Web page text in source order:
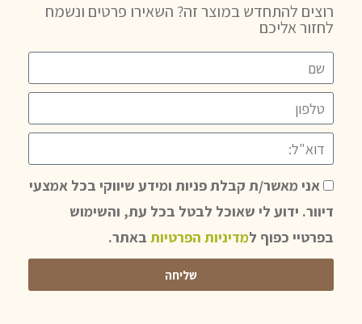
רוצים להתחדש במוצר זה? השאירו פרטים ונשמח
לחזור אליכם
אני מאשר/ת קבלת פניות ומידע שיווקי בכל אמצעי
דיוור. ידוע לי שאוכל לבטל בכל עת, והשימוש
בפרטיי כפוף למדיניות הפרטיות באתר.
שליחה